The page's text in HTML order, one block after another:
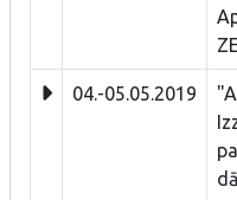
04.-05.05.2019